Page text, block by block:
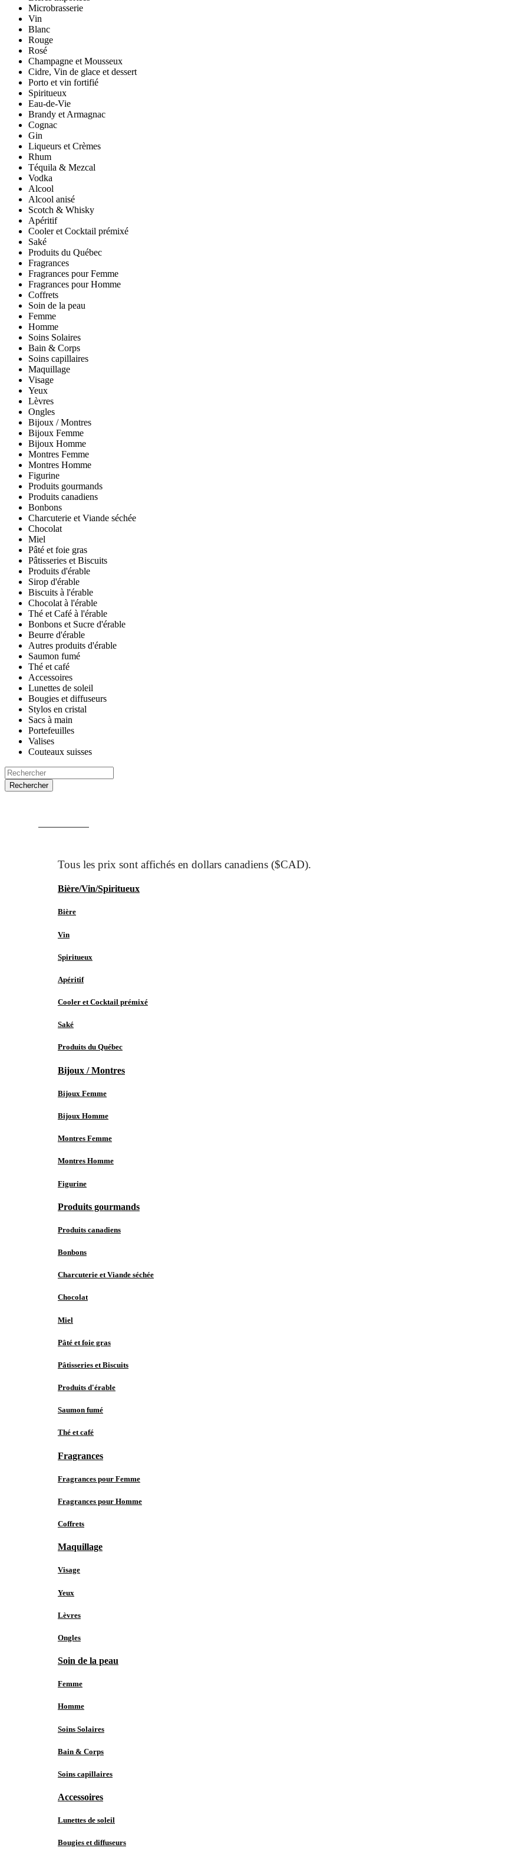
Microbrasserie
Vin
Blanc
Rouge
Rosé
Champagne et Mousseux
Cidre, Vin de glace et dessert
Porto et vin fortifié
Spiritueux
Eau-de-Vie
Brandy et Armagnac
Cognac
Gin
Liqueurs et Crèmes
Rhum
Téquila & Mezcal
Vodka
Alcool
Alcool anisé
Scotch & Whisky
Apéritif
Cooler et Cocktail prémixé
Saké
Produits du Québec
Fragrances
Fragrances pour Femme
Fragrances pour Homme
Coffrets
Soin de la peau
Femme
Homme
Soins Solaires
Bain & Corps
Soins capillaires
Maquillage
Visage
Yeux
Lèvres
Ongles
Bijoux / Montres
Bijoux Femme
Bijoux Homme
Montres Femme
Montres Homme
Figurine
Produits gourmands
Produits canadiens
Bonbons
Charcuterie et Viande séchée
Chocolat
Miel
Pâté et foie gras
Pâtisseries et Biscuits
Produits d'érable
Sirop d'érable
Biscuits à l'érable
Chocolat à l'érable
Thé et Café à l'érable
Bonbons et Sucre d'érable
Beurre d'érable
Autres produits d'érable
Saumon fumé
Thé et café
Accessoires
Lunettes de soleil
Bougies et diffuseurs
Stylos en cristal
Sacs à main
Portefeuilles
Valises
Couteaux suisses
Rechercher
Bière/Vin/Spiritueux
Bière
Vin
Spiritueux
Apéritif
Cooler et Cocktail prémixé
Saké
Produits du Québec
Bijoux / Montres
Bijoux Femme
Bijoux Homme
Montres Femme
Montres Homme
Figurine
Produits gourmands
Produits canadiens
Bonbons
Charcuterie et Viande séchée
Chocolat
Miel
Pâté et foie gras
Pâtisseries et Biscuits
Produits d'érable
Saumon fumé
Thé et café
Fragrances
Fragrances pour Femme
Fragrances pour Homme
Coffrets
Maquillage
Visage
Yeux
Lèvres
Ongles
Soin de la peau
Femme
Homme
Soins Solaires
Bain & Corps
Soins capillaires
Accessoires
Lunettes de soleil
Bougies et diffuseurs